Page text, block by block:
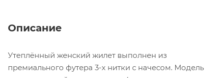
Описание
Утеплённый женский жилет выполнен из
премиального футера 3-х нитки с начесом. Модель